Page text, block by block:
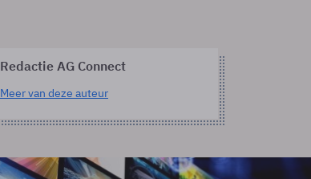
Redactie AG Connect
Meer van deze auteur